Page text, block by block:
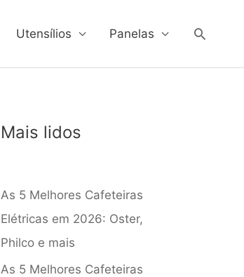
Utensílios Panelas
Mais lidos
As 5 Melhores Cafeteiras
Elétricas em 2026: Oster,
Philco e mais
As 5 Melhores Cafeteiras